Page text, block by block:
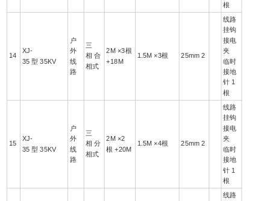
根
14
XJ-
35 型 35KV
户
外
线
路
三
相 合
相式
2M ×3根
+18M
1.5M ×3根 25mm 2
线路
挂钩
接电
夹
临时
接地
针 1
根
15
XJ-
35 型 35KV
户
外
线
路
三
相 分
相式
2M ×2
根 +20M
1.5M ×4根 25mm 2
线路
挂钩
接电
夹
临时
接地
针 1
根
线路